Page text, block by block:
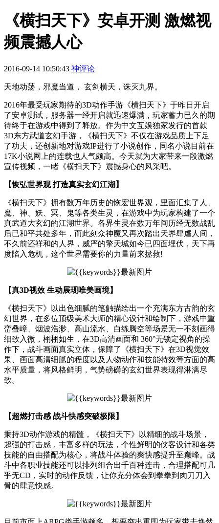
《横扫天下》安卓开测 激燃视
频震撼人心
2016-09-14 10:50:43 神评论
天地动荡，邪魔当道， 玄剑横天，诛灭九界。
2016年最受玩家期待的3D动作手游《横扫天下》于昨日开启
了安卓测试，服务器一经开启就迅速爆满，玩家蓄力已久的期
待终于在游戏中得到了释放。作为中文互娱独家发行的首款
3D东方武道玄幻手游，《横扫天下》不仅在游戏品质上下足
了功夫，还创新地对游戏IP进行了小说创作，同名小说目前在
17K小说网上的连载也人气颇高。今天就为大家带来一段激燃
宣传视频，一睹《横扫天下》震撼身心的风采吧。
【恢弘世界观 打造真实玄幻江湖】
《横扫天下》拥有数万年历史的恢宏世界观，里面汇集了人、
魔、神、妖、冥、鬼等各类生灵，在游戏中为玩家构建了一个
真武道大玄幻的江湖世界。各界生灵在数万年间历经无数战乱
后已和平共处多年，而此刻众神魔又再次踏出天界肆虐人间，
不久前还祥和的人界，威严的擎天城如今已四面埋伏，天下再
度陷入危机，这个世界需要你的力量前来拯救!
【真3D视效 生动展现唯美画境】
《横扫天下》以出色细腻的笔触描绘出一个充满东方古韵的玄
幻世界，在多位顶级美术大师的精心设计和绘制下，游戏中重
峦叠嶂、烟波浩渺、高山流水、白练腾空等场景无一不刻画得
细致入微，栩栩如生，在3D高清画面和 360°无锁定视角的操
作下，战斗画面真实立体，保障了《横扫天下》在3D视觉效
果、画面高清细腻的程度以及人物动作和技能特效等方面的高
水平质量，将风格鲜明，气势磅礴的玄幻世界表现得淋漓尽
致。
【超燃打击感 战斗快感突破极限】
秉持3D动作游戏的精髓，《横扫天下》以精细的战斗场景，
超强的打击感，丰富多样的玩法，个性鲜明的侠客设计和各类
技能的自由搭配为核心，将战斗体验的爽快感提升至巅峰。战
斗中各职业技能还可以排列组合出千百种连击，合理搭配可几
乎无CD，实时的动作反馈，让你充分体会到拳拳到肉刀刀入
骨的肆意快感。